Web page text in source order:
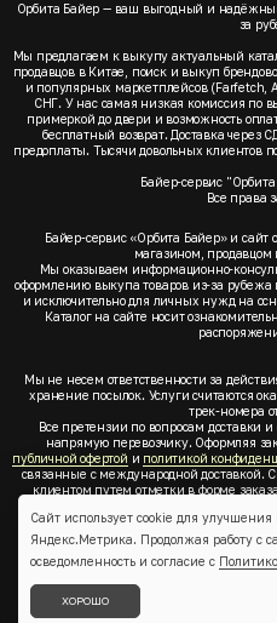
Орбита Байер — ваш выгодный и
за
Мы предлагаем к выкупу актуальный
продавцов в Китае, поиск и выкуп
и популярных маркетплейсов (Farfetch,
СНГ. У нас самая низкая комиссия по
примеркой до двери и возможность
бесплатный возврат. Доставка через
предоплаты. Тысячи довольных клиентов
Байер-сервис
Все права
Байер-сервис «Орбита Байер» и
магазином, продавцом
Мы оказываем информационно-
оформлению выкупа товаров из-за
и исключительно для личных нужд на
Каталог на сайте носит
Мы не несем ответственности за
хранение посылок. Услуги считаются
трек-номера
Все претензии по вопросам доставки
напрямую перевозчику. Оформляя
публичной офертой и политикой
связанные с международной доставкой.
клиентом путем отметки в форме
согласие клиента со всеми
клиента спубличной офертой и
оформление заказа невозможно.
услуг, клиент понимает, заверяет,
выкупаемые товары по
семейных, домашних, бытовых и иных
предпринимательской деятельности,
Сайт использует cookie для
Яндекс.Метрика. Продолжая работу с
осведомленность и согласие с
ХОРОШО